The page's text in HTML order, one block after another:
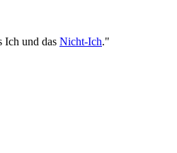
Ich und das Nicht-Ich."